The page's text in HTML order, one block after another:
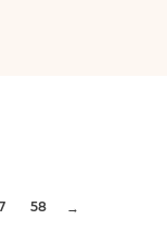
58 →